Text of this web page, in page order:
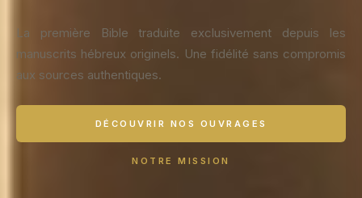
La première Bible traduite exclusivement depuis les
manuscrits hébreux originels. Une fidélité sans compromis
aux sources authentiques.
DÉCOUVRIR NOS OUVRAGES
NOTRE MISSION